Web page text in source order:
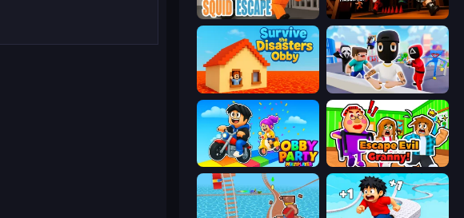
Obby Challenge: Prison Run
Survive the Disasters: Obby
Obby Party Multiplayer Escape Evil Granny!